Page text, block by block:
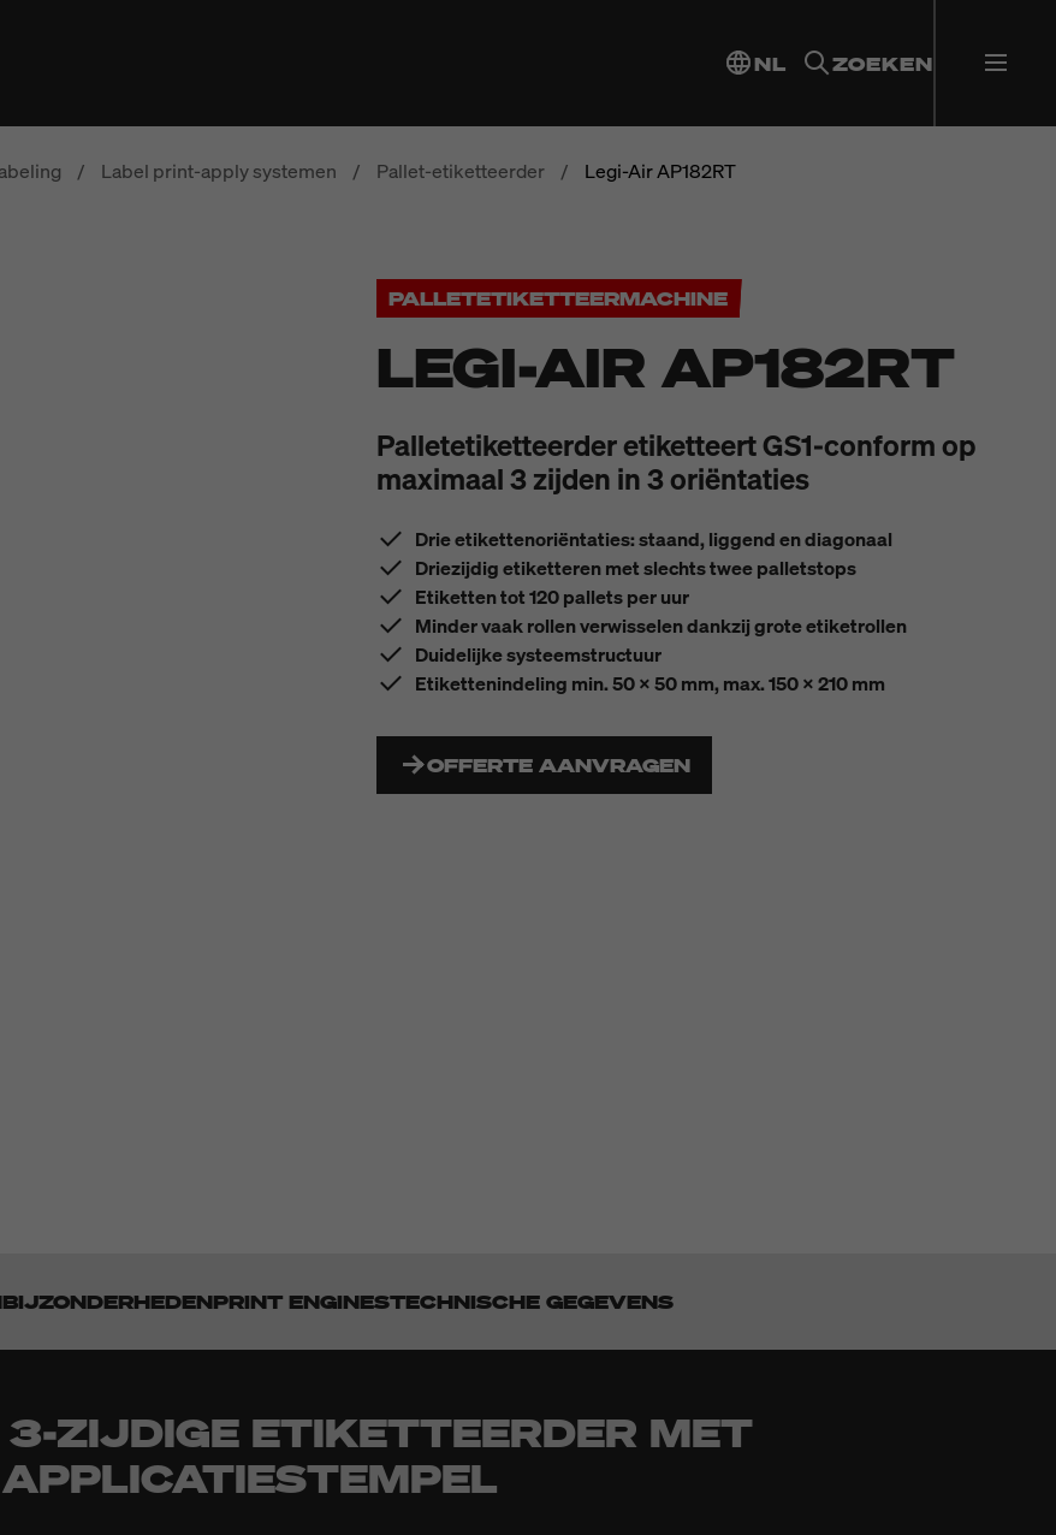
NL ZOEKEN
/ Label print-apply systemen / Pallet-etiketteerder / Legi-Air AP182RT
PALLETETIKETTEERMACHINE
LEGI-AIR AP182RT
Palletetiketteerder etiketteert GS1-conform op
maximaal 3 zijden in 3 oriëntaties
Drie etikettenoriëntaties: staand, liggend en diagonaal
Driezijdig etiketteren met slechts twee palletstops
Etiketten tot 120 pallets per uur
Minder vaak rollen verwisselen dankzij grote etiketrollen
Duidelijke systeemstructuur
Etikettenindeling min. 50 x 50 mm, max. 150 x 210 mm
OFFERTE AANVRAGEN
BIJZONDERHEDENPRINT ENGINESTECHNISCHE GEGEVENS
ZIJDIGE ETIKETTEERDER MET